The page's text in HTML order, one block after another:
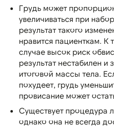
Грудь может
увеличиваться при
результат такого
нравится пациенткам. К
случае высок риск
результат нестабилен и
итоговой массы тела.
похудеет, грудь
провисание может
Существует процедура
однако она не всегда